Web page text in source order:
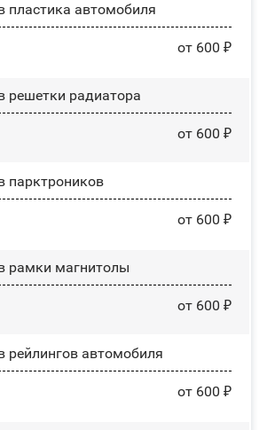
пластика автомобиля
от 600 ₽
решетки радиатора
от 600 ₽
парктроников
от 600 ₽
рамки магнитолы
от 600 ₽
рейлингов автомобиля
от 600 ₽